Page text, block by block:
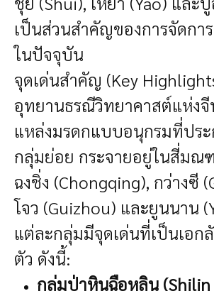
เป็นส่วนสำคัญของการจัดกา
ในปัจจุบัน
จุดเด่นสำคัญ (Key
อุทยานธรณีวิทยาคาสต์แห่งจี
แหล่งมรดกแบบอนุกรมที่ประ
กลุ่มย่อย กระจายอยู่ในสี่มณ
ฉงชิ่ง (Chongqing), กว่างซี
โจว (Guizhou) และยูนนาน
แต่ละกลุ่มมีจุดเด่นที่เป็นเอก
ตัว ดังนี้:
กลุ่มป่าหินฉือหลิน (Shilin